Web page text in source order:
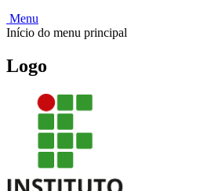
Menu
Início do menu principal
Logo